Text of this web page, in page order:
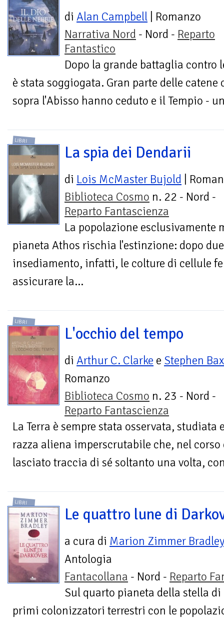
di Alan Campbell | Romanzo
Narrativa Nord - Nord - Reparto
Fantastico
Dopo la grande battaglia contro
è stata soggiogata. Gran parte delle catene
sopra l'Abisso hanno ceduto e il Tempio -
LIBRI
La spia dei Dendarii
di Lois McMaster Bujold |
Biblioteca Cosmo n. 22 - Nord -
Reparto Fantascienza
La popolazione esclusivamente
pianeta Athos rischia l'estinzione: dopo
insediamento, infatti, le colture di cellule
assicurare la...
LIBRI
L'occhio del tempo
di Arthur C. Clarke e Stephen
Romanzo
Biblioteca Cosmo n. 23 - Nord -
Reparto Fantascienza
La Terra è sempre stata osservata,
razza aliena imperscrutabile che, nel
lasciato traccia di sé soltanto una volta,
LIBRI
Le quattro lune di
a cura di Marion Zimmer Bradley
Antologia
Fantacollana - Nord - Reparto
Sul quarto pianeta della stella
primi colonizzatori terrestri con le